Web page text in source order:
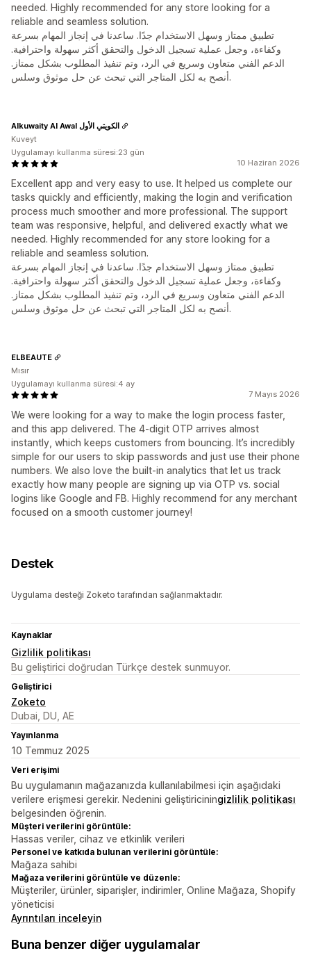
needed. Highly recommended for any store looking for a
reliable and seamless solution.
تطبيق ممتاز وسهل الاستخدام جدًا. ساعدنا في إنجاز المهام بسرعة
وكفاءة، وجعل عملية تسجيل الدخول والتحقق أكثر سهولة واحترافية.
الدعم الفني متعاون وسريع في الرد، وتم تنفيذ المطلوب بشكل ممتاز.
أنصح به لكل المتاجر التي تبحث عن حل موثوق وسلس.
10 Haziran 2026
Excellent app and very easy to use. It helped us complete our
tasks quickly and efficiently, making the login and verification
process much smoother and more professional. The support
team was responsive, helpful, and delivered exactly what we
needed. Highly recommended for any store looking for a
reliable and seamless solution.
تطبيق ممتاز وسهل الاستخدام جدًا. ساعدنا في إنجاز المهام بسرعة
وكفاءة، وجعل عملية تسجيل الدخول والتحقق أكثر سهولة واحترافية.
الدعم الفني متعاون وسريع في الرد، وتم تنفيذ المطلوب بشكل ممتاز.
أنصح به لكل المتاجر التي تبحث عن حل موثوق وسلس.
Alkuwaity Al Awal الكويتي الأول
Kuveyt
Uygulamayı kullanma süresi:23 gün
7 Mayıs 2026
We were looking for a way to make the login process faster,
and this app delivered. The 4-digit OTP arrives almost
instantly, which keeps customers from bouncing. It’s incredibly
simple for our users to skip passwords and just use their phone
numbers. We also love the built-in analytics that let us track
exactly how many people are signing up via OTP vs. social
logins like Google and FB. Highly recommend for any merchant
focused on a smooth customer journey!
ELBEAUTE
Mısır
Uygulamayı kullanma süresi:4 ay
Destek
Uygulama desteği Zoketo tarafından sağlanmaktadır.
Kaynaklar
Gizlilik politikası
Bu geliştirici doğrudan Türkçe destek sunmuyor.
Geliştirici
Zoketo
Dubai, DU, AE
Yayınlanma
10 Temmuz 2025
Veri erişimi
Bu uygulamanın mağazanızda kullanılabilmesi için aşağıdaki
verilere erişmesi gerekir. Nedenini geliştiriciningizlilik politikası
belgesinden öğrenin.
Müşteri verilerini görüntüle:
Hassas veriler, cihaz ve etkinlik verileri
Personel ve katkıda bulunan verilerini görüntüle:
Mağaza sahibi
Mağaza verilerini görüntüle ve düzenle:
Müşteriler, ürünler, siparişler, indirimler, Online Mağaza, Shopify
yöneticisi
Ayrıntıları inceleyin
Buna benzer diğer uygulamalar